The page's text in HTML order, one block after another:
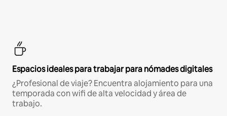
Espacios ideales para trabajar para nómades digitales
¿Profesional de viaje? Encuentra alojamiento para una
temporada con wifi de alta velocidad y área de
trabajo.